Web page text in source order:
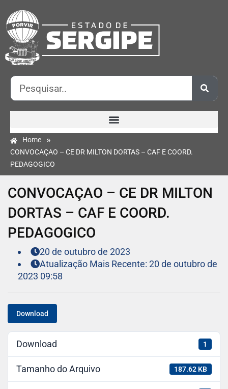
Home »
CONVOCAÇAO – CE DR MILTON DORTAS – CAF E COORD.
PEDAGOGICO
CONVOCAÇAO – CE DR MILTON
DORTAS – CAF E COORD.
PEDAGOGICO
20 de outubro de 2023
Atualização Mais Recente: 20 de outubro de
2023 09:58
Download
Download 1
Tamanho do Arquivo 187.62 KB